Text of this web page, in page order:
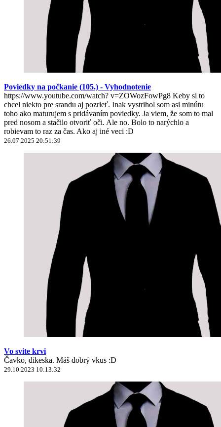
Poviedky na počkanie (105.) - Vyhodnotenie
https://www.youtube.com/watch? v=ZOWozFowPg8 Keby si to
chcel niekto pre srandu aj pozrieť. Inak vystrihol som asi minútu
toho ako maturujem s pridávaním poviedky. Ja viem, že som to mal
pred nosom a stačilo otvoriť oči. Ale no. Bolo to narýchlo a
robievam to raz za čas. Ako aj iné veci :D
26.07.2025 20:51:39
Vo svite krvi
Čavko, dikeska. Máš dobrý vkus :D
29.10.2023 10:13:32